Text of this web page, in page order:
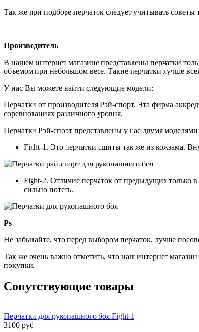
Так же при подборе перчаток следует учитывать
Производитель
В нашем интернет магазине представлены перчатки
объемом при небольшом весе. Такие перчатки лучше
У нас Вы можете найти следующие модели:
Перчатки от производителя Рэй-спорт. Эта фирма
соревнованиях различного уровня.
Перчатки Рэй-спорт представлены у нас двумя моделями
Fight-1. Это перчатки сшиты так же из кожзама.
Fight-2. Отличие перчаток от предыдущих только в
сильно потеть.
Ps
Не забывайте, что перед выбором перчаток, лучше
Так же очень важно отметить, что наш интернет
покупки.
Сопутствующие товары
Перчатки для рукопашного боя Fight-1
3100 руб